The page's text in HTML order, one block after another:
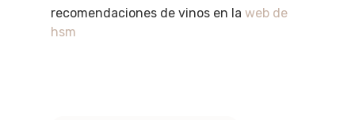
recomendaciones de vinos en la web de
hsm